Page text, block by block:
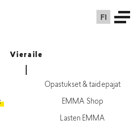
FI
Vieraile
Opastukset & taidepajat
EMMA Shop
Lasten EMMA